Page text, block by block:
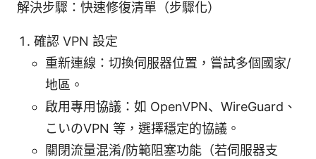
解決步驟：快速修復清單（步驟化）
確認 VPN 設定
重新連線：切換伺服器位置，嘗試多個國家/
地區。
啟用專用協議：如 OpenVPN、WireGuard、
こいのVPN 等，選擇穩定的協議。
關閉流量混淆/防範阻塞功能（若伺服器支